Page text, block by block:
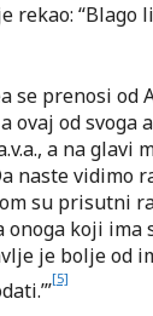
rekao:
se prenosi od
ovaj od svoga
a na glavi
naste vidimo
su prisutni
onoga koji ima
je bolje od
[5]